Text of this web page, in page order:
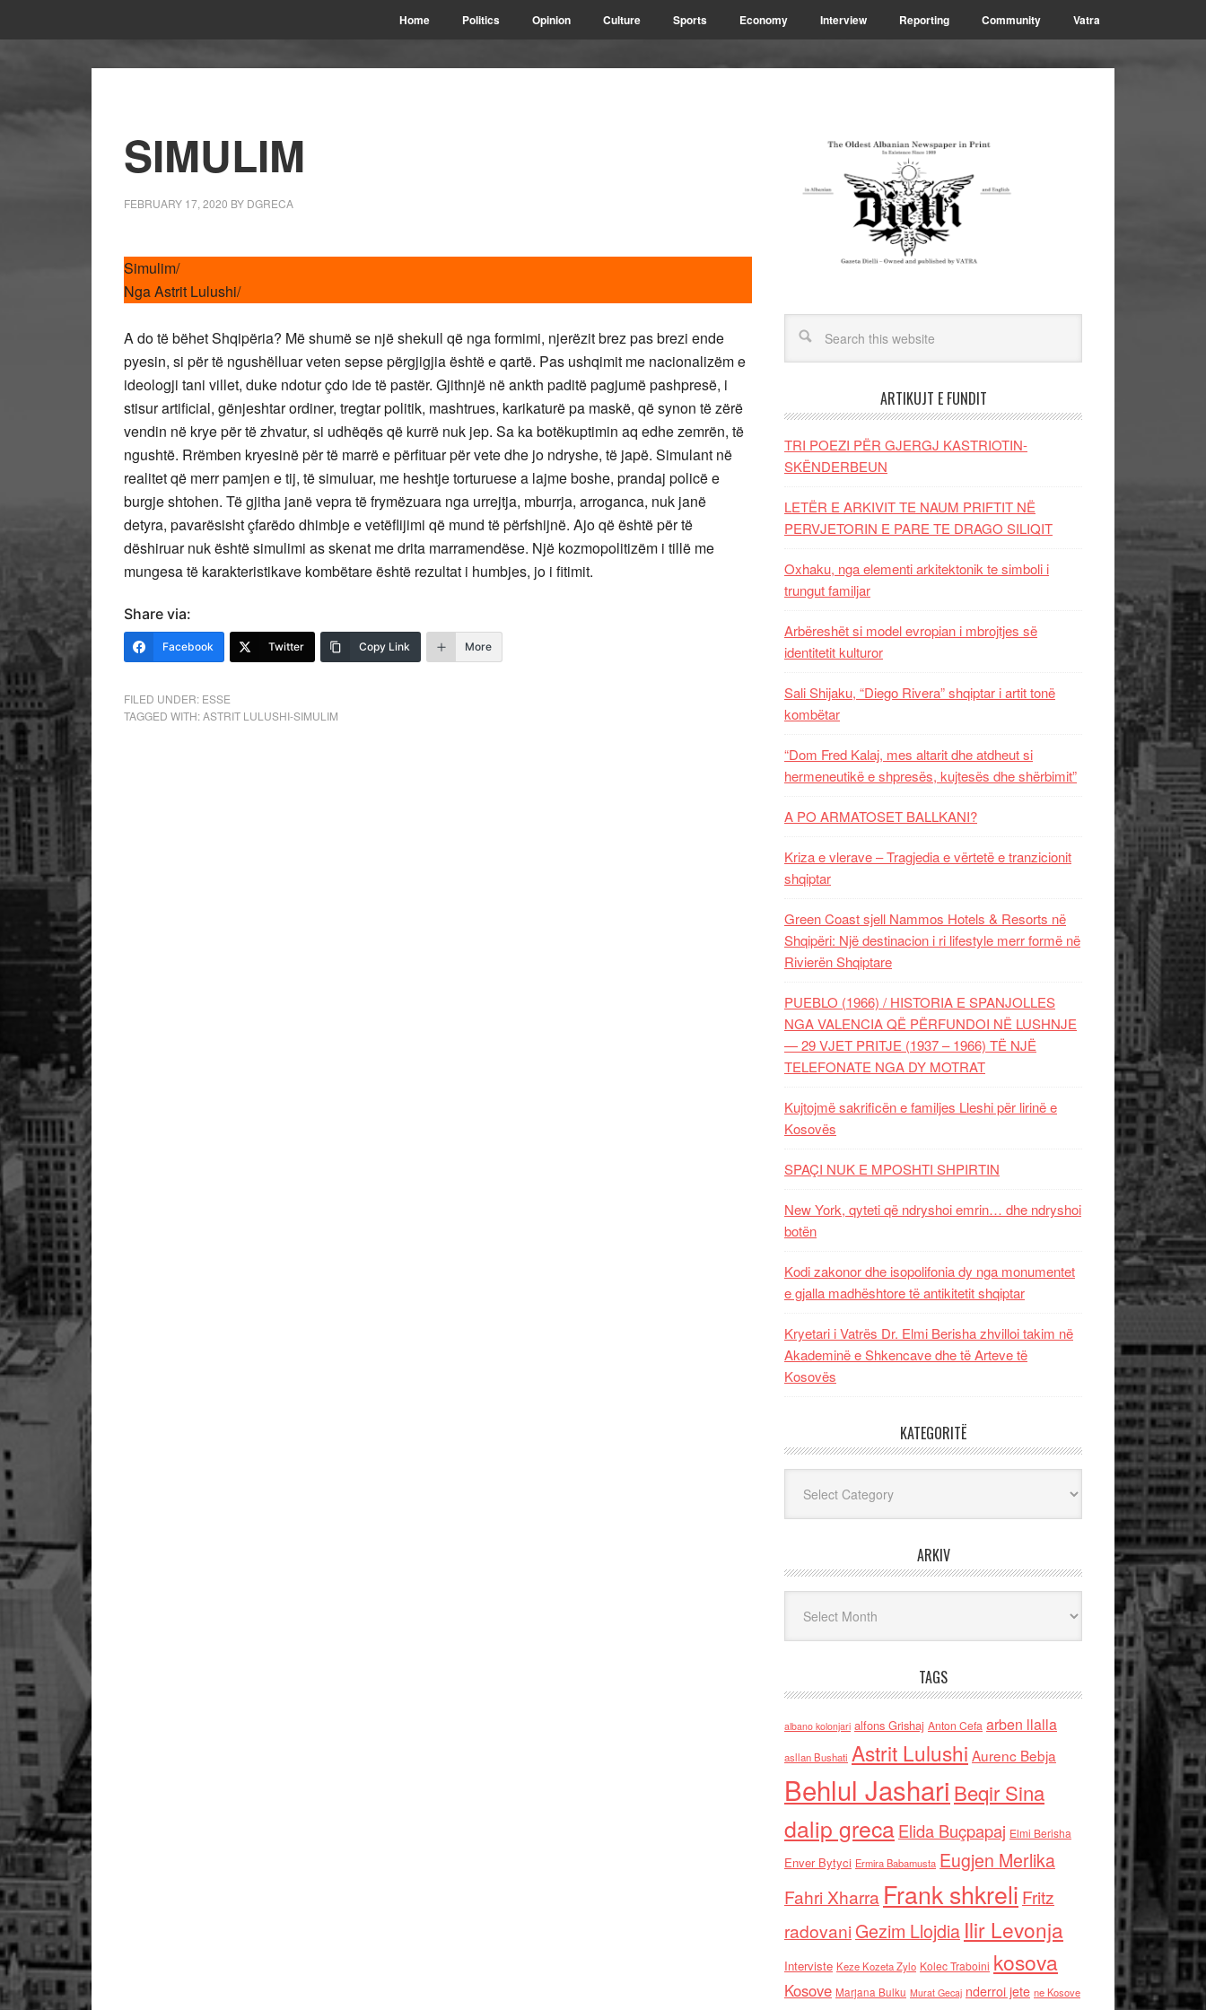
Home Politics Opinion Culture Sports Economy Interview Reporting Community Vatra
SIMULIM
FEBRUARY 17, 2020 BY DGRECA
Simulim/
Nga Astrit Lulushi/
A do të bëhet Shqipëria? Më shumë se një shekull që nga formimi, njerëzit brez pas brezi ende
pyesin, si për të ngushëlluar veten sepse përgjigjia është e qartë. Pas ushqimit me nacionalizëm e
ideologji tani villet, duke ndotur çdo ide të pastër. Gjithnjë në ankth paditë pagjumë pashpresë, i
stisur artificial, gënjeshtar ordiner, tregtar politik, mashtrues, karikaturë pa maskë, që synon të zërë
vendin në krye për të zhvatur, si udhëqës që kurrë nuk jep. Sa ka botëkuptimin aq edhe zemrën, të
ngushtë. Rrëmben kryesinë për të marrë e përfituar për vete dhe jo ndryshe, të japë. Simulant në
realitet që merr pamjen e tij, të simuluar, me heshtje torturuese a lajme boshe, prandaj policë e
burgje shtohen. Të gjitha janë vepra të frymëzuara nga urrejtja, mburrja, arroganca, nuk janë
detyra, pavarësisht çfarëdo dhimbje e vetëflijimi që mund të përfshijnë. Ajo që është për të
dëshiruar nuk është simulimi as skenat me drita marramendëse. Një kozmopolitizëm i tillë me
mungesa të karakteristikave kombëtare është rezultat i humbjes, jo i fitimit.
Share via:
Facebook Twitter Copy Link More
FILED UNDER: ESSE
TAGGED WITH:ASTRIT LULUSHI-SIMULIM
ARTIKUJT E FUNDIT
TRI POEZI PËR GJERGJ KASTRIOTIN-
SKËNDERBEUN
LETËR E ARKIVIT TE NAUM PRIFTIT NË
PERVJETORIN E PARE TE DRAGO SILIQIT
Oxhaku, nga elementi arkitektonik te simboli i
trungut familjar
Arbëreshët si model evropian i mbrojtjes së
identitetit kulturor
Sali Shijaku, “Diego Rivera” shqiptar i artit tonë
kombëtar
“Dom Fred Kalaj, mes altarit dhe atdheut si
hermeneutikë e shpresës, kujtesës dhe shërbimit”
A PO ARMATOSET BALLKANI?
Kriza e vlerave – Tragjedia e vërtetë e tranzicionit
shqiptar
Green Coast sjell Nammos Hotels & Resorts në
Shqipëri: Një destinacion i ri lifestyle merr formë në
Rivierën Shqiptare
PUEBLO (1966) / HISTORIA E SPANJOLLES
NGA VALENCIA QË PËRFUNDOI NË LUSHNJE
— 29 VJET PRITJE (1937 – 1966) TË NJË
TELEFONATE NGA DY MOTRAT
Kujtojmë sakrificën e familjes Lleshi për lirinë e
Kosovës
SPAÇI NUK E MPOSHTI SHPIRTIN
New York, qyteti që ndryshoi emrin… dhe ndryshoi
botën
Kodi zakonor dhe isopolifonia dy nga monumentet
e gjalla madhështore të antikitetit shqiptar
Kryetari i Vatrës Dr. Elmi Berisha zhvilloi takim në
Akademinë e Shkencave dhe të Arteve të
Kosovës
KATEGORITË
ARKIV
TAGS
albano kolonjari alfons Grishaj Anton Cefa arben llalla
asllan Bushati Astrit Lulushi Aurenc Bebja
Behlul Jashari Beqir Sina
dalip grecaElida Buçpapaj Elmi Berisha
Enver Bytyci Ermira Babamusta Eugjen Merlika
Fahri Xharra Frank shkreli Fritz
radovaniGezim Llojdia Ilir Levonja
Interviste Keze Kozeta Zylo Kolec Traboini kosova
Kosove Marjana Bulku Murat Gecaj nderroi jete ne Kosove